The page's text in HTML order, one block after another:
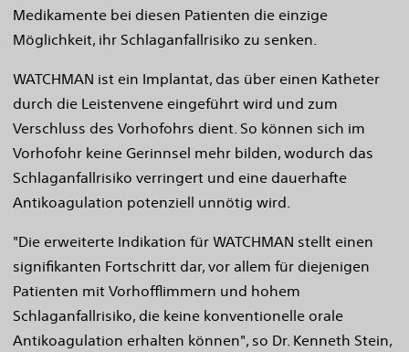
Medikamente bei diesen Patienten die einzige
Möglichkeit, ihr Schlaganfallrisiko zu senken.
WATCHMAN ist ein Implantat, das über einen Katheter
durch die Leistenvene eingeführt wird und zum
Verschluss des Vorhofohrs dient. So können sich im
Vorhofohr keine Gerinnsel mehr bilden, wodurch das
Schlaganfallrisiko verringert und eine dauerhafte
Antikoagulation potenziell unnötig wird.
"Die erweiterte Indikation für WATCHMAN stellt einen
signifikanten Fortschritt dar, vor allem für diejenigen
Patienten mit Vorhofflimmern und hohem
Schlaganfallrisiko, die keine konventionelle orale
Antikoagulation erhalten können", so Dr. Kenneth Stein,